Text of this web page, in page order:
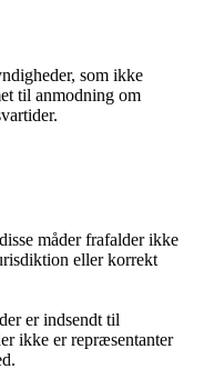
som ikke
til anmodning om
måder frafalder ikke
eller korrekt
er indsendt til
ikke er repræsentanter